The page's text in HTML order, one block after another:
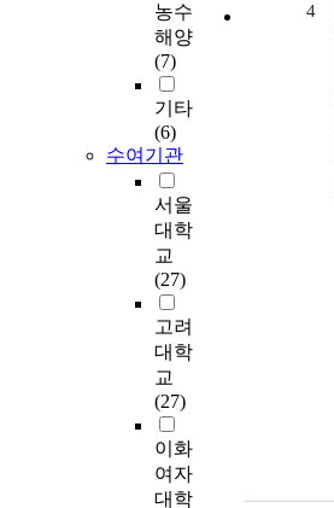
농수
해양
(7)
기타
(6)
수여기관
서울
대학
교
(27)
고려
대학
교
(27)
이화
여자
대학
4